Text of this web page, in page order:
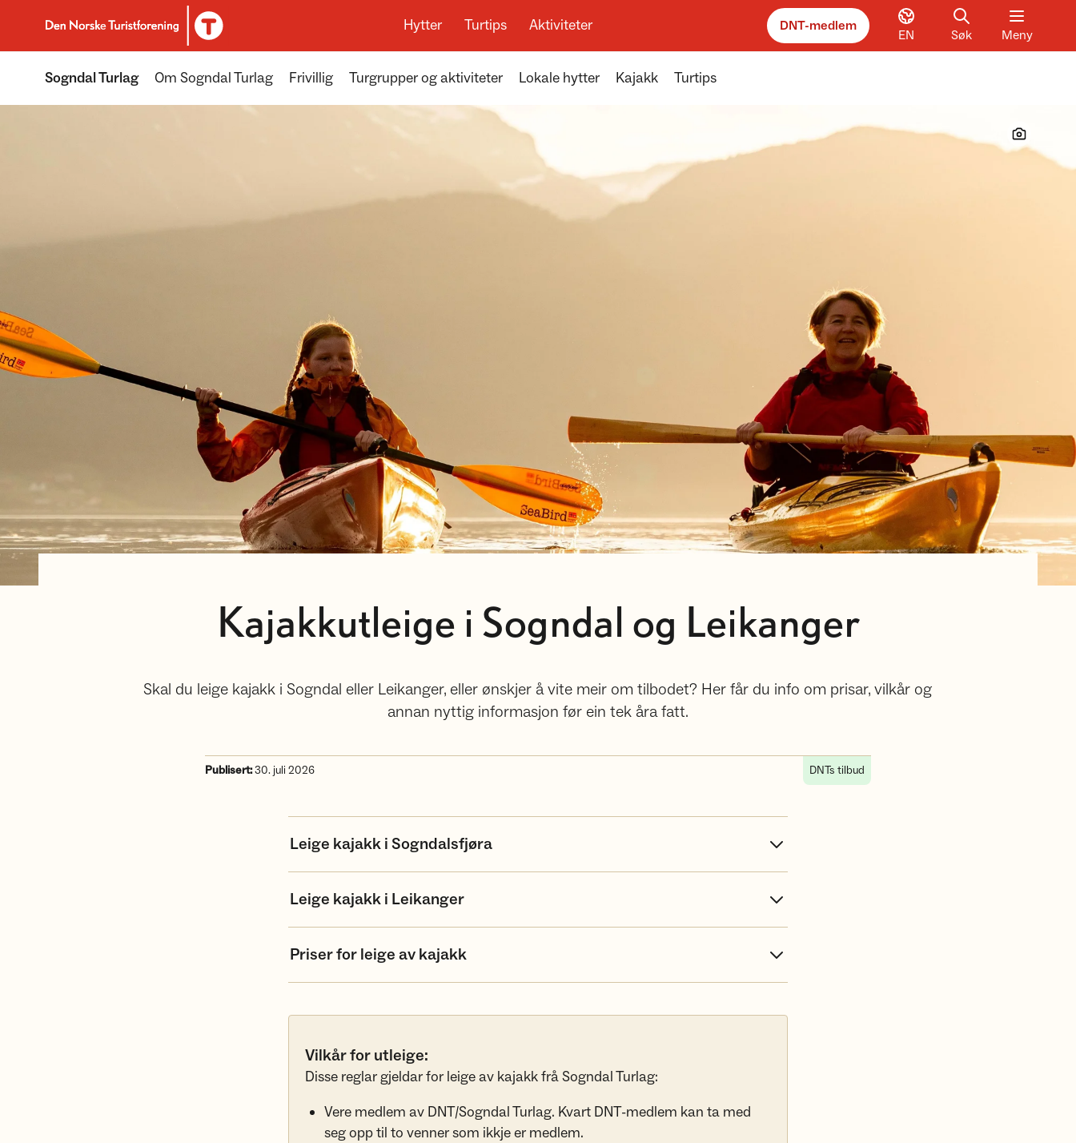
Til DNT.no forside
Hytter Turtips Aktiviteter DNT-medlem
EN Søk Meny
Sogndal Turlag Om Sogndal Turlag Frivillig Turgrupper og aktiviteter Lokale hytter Kajakk Turtips
Kajakkutleige i Sogndal og Leikanger
Skal du leige kajakk i Sogndal eller Leikanger, eller ønskjer å vite meir om tilbodet? Her får du info om prisar, vilkår og
annan nyttig informasjon før ein tek åra fatt.
Publisert:30. juli 2026 DNTs tilbud
Leige kajakk i Sogndalsfjøra
Leige kajakk i Leikanger
Priser for leige av kajakk
Vilkår for utleige:
Disse reglar gjeldar for leige av kajakk frå Sogndal Turlag:
Vere medlem av DNT/Sogndal Turlag. Kvart DNT-medlem kan ta med
seg opp til to venner som ikkje er medlem.